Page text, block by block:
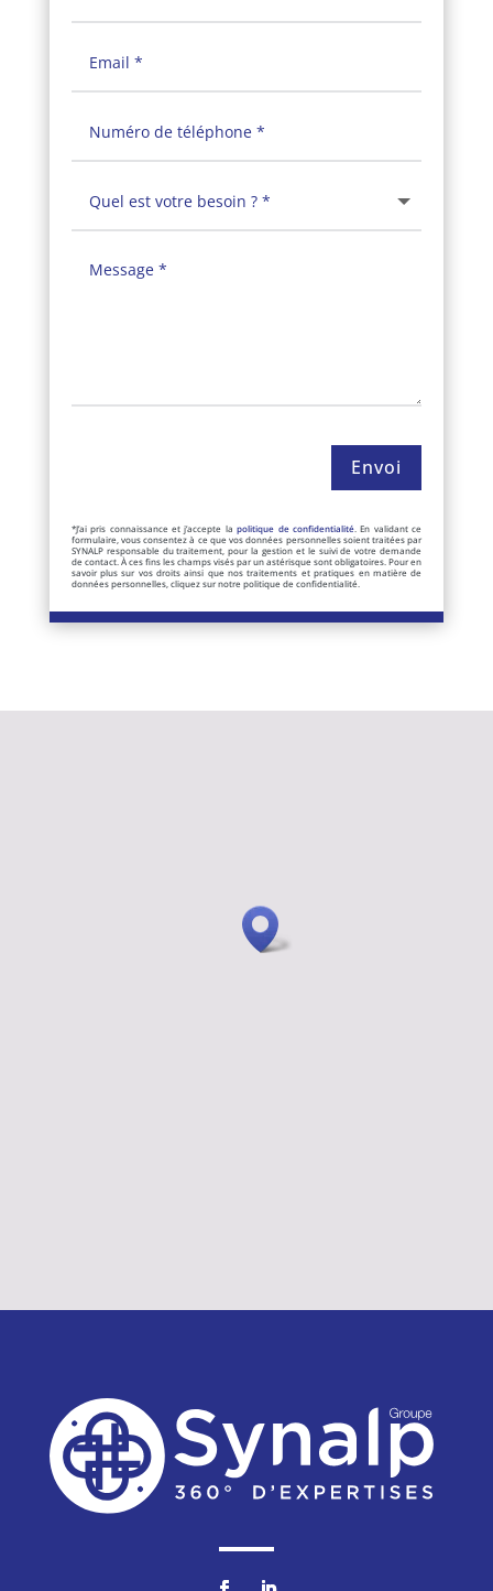
Envoi
*J’ai pris connaissance et j’accepte lapolitique de confidentialité . En validant ce
formulaire, vous consentez à ce que vos données personnelles soient traitées par
SYNALP responsable du traitement, pour la gestion et le suivi de votre demande
de contact. À ces fins les champs visés par un astérisque sont obligatoires. Pour en
savoir plus sur vos droits ainsi que nos traitements et pratiques en matière de
données personnelles, cliquez sur notre politique de confidentialité.